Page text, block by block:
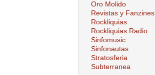
Oro Molido
Revistas y Fanzines
Rockliquias
Rockliquias Radio
Sinfomusic
Sinfonautas
Stratosferia
Subterranea